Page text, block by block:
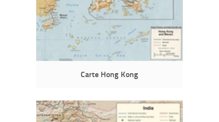
Carte Hong Kong